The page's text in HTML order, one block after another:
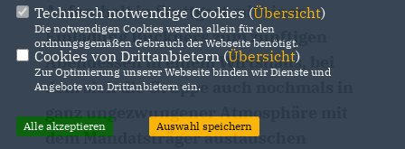
Aufenthalt in Stuttgart mit einer
Einladung Bückners zum zünftigen
Abendessen in einem Wirtshaus, bei
dem sich die Gruppe auch nochmals in
ganz ungezwungener Atmosphäre mit
dem Mandatsträger austauschen
Technisch notwendige Cookies (Übersicht)
Die notwendigen Cookies werden allein für den
ordnungsgemäßen Gebrauch der Webseite benötigt.
Cookies von Drittanbietern (Übersicht)
Zur Optimierung unserer Webseite binden wir Dienste und
Angebote von Drittanbietern ein.
Alle akzeptieren Auswahl speichern